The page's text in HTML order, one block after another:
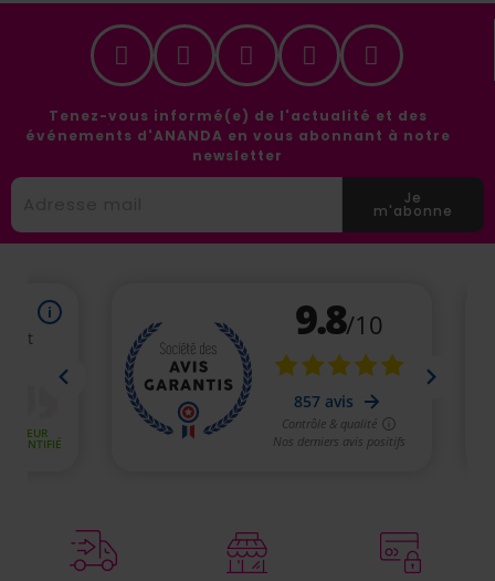
Tenez-vous informé(e) de l'actualité et des
événements d'ANANDA en vous abonnant à notre
newsletter
Je
m'abonne